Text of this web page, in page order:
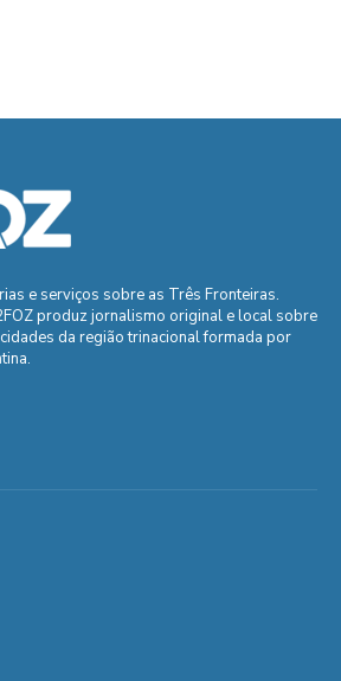
e serviços sobre as Três Fronteiras.
produz jornalismo original e local sobre
da região trinacional formada por